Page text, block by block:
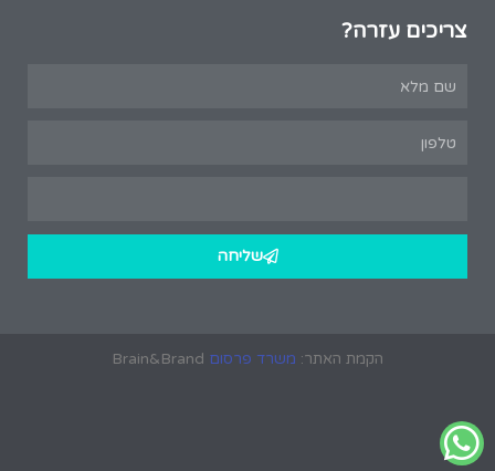
צריכים עזרה?
שליחה
הקמת האתר: משרד פרסום